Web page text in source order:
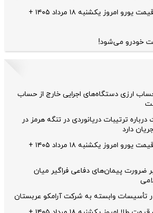
قیمت دلار و قیمت یورو امروز یکشنبه ۱۸ مرداد ۱۴۰۵ +
خودرو می‌شود!
۱۲۴ حساب ارزی دستگاه‌های اجرایی خارج از حساب
درباره ترتیبات دریانوردی در تنگه هرمز در
دارد
قیمت دلار و قیمت یورو امروز یکشنبه ۱۸ مرداد ۱۴۰۵ +
ضرورت پیمان‌های دفاعی فراگیر میان
وابسته به شرکت آرامکو عربستان